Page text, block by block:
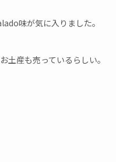
味が気に入りました。
産も売っているらしい。